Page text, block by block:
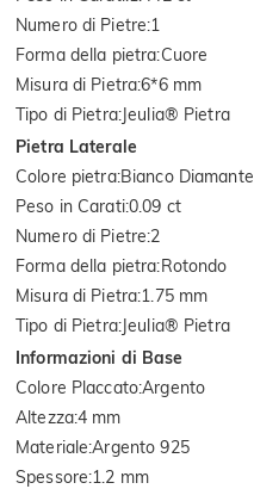
Numero di Pietre:1
Forma della pietra:Cuore
Misura di Pietra:6*6 mm
Tipo di Pietra:Jeulia® Pietra
Pietra Laterale
Colore pietra:Bianco Diamante
Peso in Carati:0.09 ct
Numero di Pietre:2
Forma della pietra:Rotondo
Misura di Pietra:1.75 mm
Tipo di Pietra:Jeulia® Pietra
Informazioni di Base
Colore Placcato:Argento
Altezza:4 mm
Materiale:Argento 925
Spessore:1.2 mm